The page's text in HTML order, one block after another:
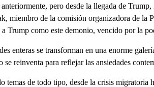
pero desde la llegada de
miembro de la comisión organizadora de la
Trump como este demonio, vencido por la
enteras se transforman en una enorme
reinventa para reflejar las ansiedades
temas de todo tipo, desde la crisis migratoria